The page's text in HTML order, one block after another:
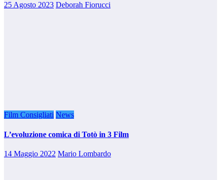
25 Agosto 2023 Deborah Fiorucci
Film Consigliati News
L’evoluzione comica di Totò in 3 Film
14 Maggio 2022 Mario Lombardo